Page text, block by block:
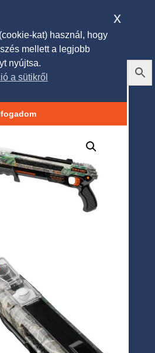
Camo 3.0
(terepmintás)
kat) használ, hogy
mellett a legjobb
nyújtsa.
a sütikről
x